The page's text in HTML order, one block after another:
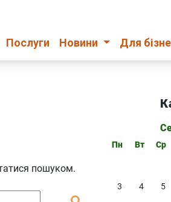
Послуги Новини Для
пошуком.
Пн Вт Ср
3 4 5